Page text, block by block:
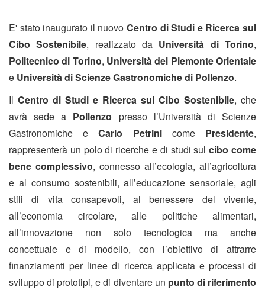
E' stato inaugurato il nuovo Centro di Studi e Ricerca sul
Cibo Sostenibile, realizzato da Università di Torino,
Politecnico di Torino, Università del Piemonte Orientale
e Università di Scienze Gastronomiche di Pollenzo.
Il Centro di Studi e Ricerca sul Cibo Sostenibile, che
avrà sede a Pollenzo presso l’Università di Scienze
Gastronomiche eCarlo Petrinicome Presidente,
rappresenterà un polo di ricerche e di studi sul cibo come
bene complessivo, connesso all’ecologia, all’agricoltura
e al consumo sostenibili, all’educazione sensoriale, agli
stili di vita consapevoli, al benessere del vivente,
all’economia circolare, alle politiche alimentari,
all’innovazione non solo tecnologica ma anche
concettuale e di modello, con l’obiettivo di attrarre
finanziamenti per linee di ricerca applicata e processi di
sviluppo di prototipi, e di diventare un punto di riferimento